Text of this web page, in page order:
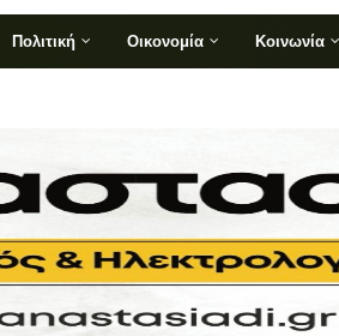
Πολιτική Οικονομία Κοινωνία